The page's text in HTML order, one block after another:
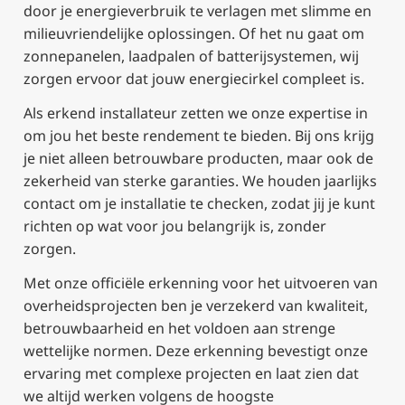
door je energieverbruik te verlagen met slimme en
milieuvriendelijke oplossingen. Of het nu gaat om
zonnepanelen, laadpalen of batterijsystemen, wij
zorgen ervoor dat jouw energiecirkel compleet is.
Als erkend installateur zetten we onze expertise in
om jou het beste rendement te bieden. Bij ons krijg
je niet alleen betrouwbare producten, maar ook de
zekerheid van sterke garanties. We houden jaarlijks
contact om je installatie te checken, zodat jij je kunt
richten op wat voor jou belangrijk is, zonder
zorgen.
Met onze officiële erkenning voor het uitvoeren van
overheidsprojecten ben je verzekerd van kwaliteit,
betrouwbaarheid en het voldoen aan strenge
wettelijke normen. Deze erkenning bevestigt onze
ervaring met complexe projecten en laat zien dat
we altijd werken volgens de hoogste